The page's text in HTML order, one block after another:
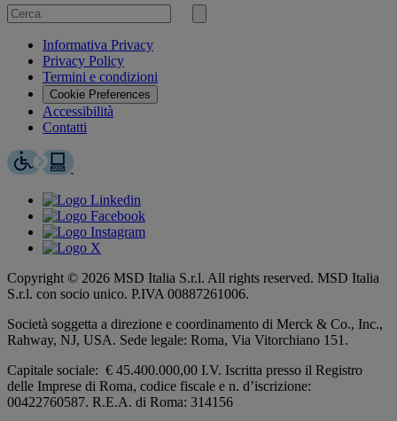
Cerca
per
Invia
Informativa Privacy
Privacy Policy
Termini e condizioni
Cookie Preferences
Accessibilità
Contatti
Copyright © 2026 MSD Italia S.r.l. All rights reserved. MSD Italia
S.r.l. con socio unico. P.IVA 00887261006.
Società soggetta a direzione e coordinamento di Merck & Co., Inc.,
Rahway, NJ, USA. Sede legale: Roma, Via Vitorchiano 151.
Capitale sociale: € 45.400.000,00 I.V. Iscritta presso il Registro
delle Imprese di Roma, codice fiscale e n. d’iscrizione:
00422760587. R.E.A. di Roma: 314156